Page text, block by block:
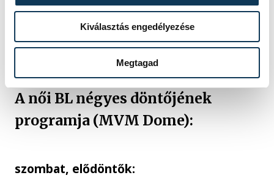
Kiválasztás engedélyezése
Megtagad
Arénában. Ugyanott lesz másnap reggel a
bronzmeccs, a döntőt pedig 11.30-tól az
MVM Dome-ban rendezik.
A női BL négyes döntőjének
programja (MVM Dome):
szombat, elődöntők: